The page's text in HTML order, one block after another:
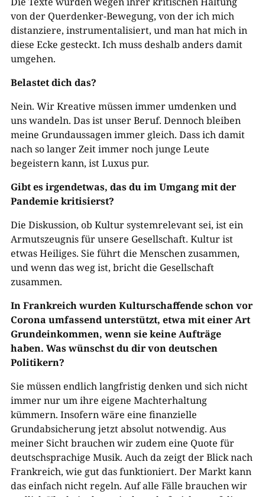
von der Querdenker-Bewegung, von der ich mich
distanziere, instrumentalisiert, und man hat mich in
diese Ecke gesteckt. Ich muss deshalb anders damit
umgehen.
Belastet dich das?
Nein. Wir Kreative müssen immer umdenken und
uns wandeln. Das ist unser Beruf. Dennoch bleiben
meine Grundaussagen immer gleich. Dass ich damit
nach so langer Zeit immer noch junge Leute
begeistern kann, ist Luxus pur.
Gibt es irgendetwas, das du im Umgang mit der
Pandemie kritisierst?
Die Diskussion, ob Kultur systemrelevant sei, ist ein
Armutszeugnis für unsere Gesellschaft. Kultur ist
etwas Heiliges. Sie führt die Menschen zusammen,
und wenn das weg ist, bricht die Gesellschaft
zusammen.
In Frankreich wurden Kulturschaffende schon vor
Corona umfassend unterstützt, etwa mit einer Art
Grundeinkommen, wenn sie keine Aufträge
haben. Was wünschst du dir von deutschen
Politikern?
Sie müssen endlich langfristig denken und sich nicht
immer nur um ihre eigene Machterhaltung
kümmern. Insofern wäre eine finanzielle
Grundabsicherung jetzt absolut notwendig. Aus
meiner Sicht brauchen wir zudem eine Quote für
deutschsprachige Musik. Auch da zeigt der Blick nach
Frankreich, wie gut das funktioniert. Der Markt kann
das einfach nicht regeln. Auf alle Fälle brauchen wir